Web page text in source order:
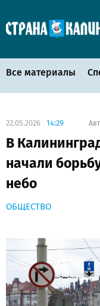
Все материалы
22.05.2026 14:29
В
начали
небо
ОБЩЕСТВО